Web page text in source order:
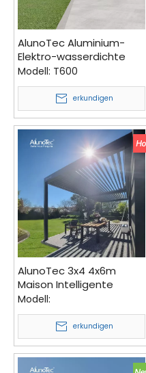
AlunoTec Aluminium-
Elektro-wasserdichte
Sonnenblende Carport
Pergola
Modell: T600
erkundigen
AlunoTec 3x4 4x6m
Maison Intelligente
Wandschirm für den
Garten Sonnenschutz für
die Terrasse
Lamellenpergola
Modell:
erkundigen